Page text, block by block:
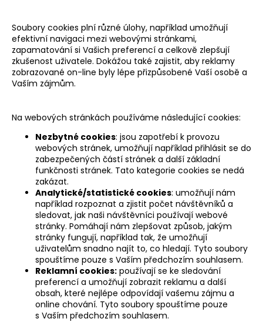
Soubory cookies plní různé úlohy, například umožňují
efektivní navigaci mezi webovými stránkami,
zapamatování si Vašich preferencí a celkově zlepšují
zkušenost uživatele. Dokážou také zajistit, aby reklamy
zobrazované on-line byly lépe přizpůsobené Vaší osobě a
Vaším zájmům.
Na webových stránkách používáme následující cookies:
Nezbytné cookies: jsou zapotřebí k provozu
webových stránek, umožňují například přihlásit se do
zabezpečených částí stránek a další základní
funkčnosti stránek. Tato kategorie cookies se nedá
zakázat.
Analytické/statistické cookies: umožňují nám
například rozpoznat a zjistit počet návštěvníků a
sledovat, jak naši návštěvníci používají webové
stránky. Pomáhají nám zlepšovat způsob, jakým
stránky fungují, například tak, že umožňují
uživatelům snadno najít to, co hledají. Tyto soubory
spouštíme pouze s Vaším předchozím souhlasem.
Reklamní cookies: používají se ke sledování
preferencí a umožňují zobrazit reklamu a další
obsah, které nejlépe odpovídají vašemu zájmu a
online chování. Tyto soubory spouštíme pouze
s Vaším předchozím souhlasem.